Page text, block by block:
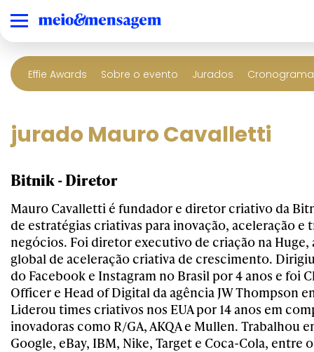
Effie Awards Sobre o evento Jurados
jurado Mauro Cavalletti
Bitnik - Diretor
Mauro Cavalletti é fundador e diretor criativo da
de estratégias criativas para inovação, aceleração e
negócios. Foi diretor executivo de criação na
global de aceleração criativa de crescimento.
do Facebook e Instagram no Brasil por 4 anos e foi
Officer e Head of Digital da agência JW Thompson
Liderou times criativos nos EUA por 14 anos em
inovadoras como R/GA, AKQA e Mullen. Trabalhou
Google, eBay, IBM, Nike, Target e Coca-Cola, entre